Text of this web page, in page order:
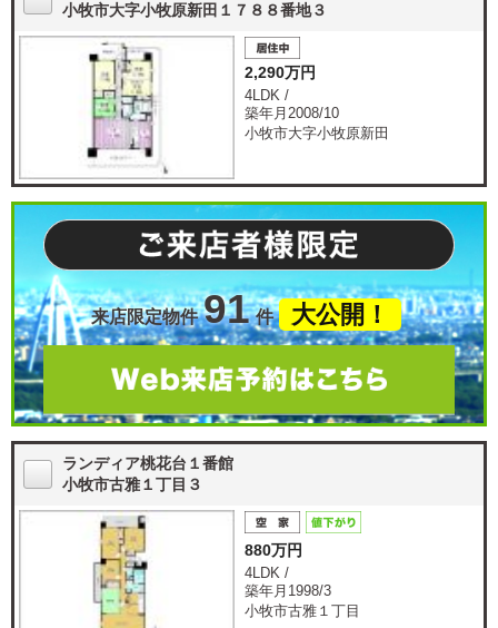
小牧市大字小牧原新田１７８８番地３
2,290万円
4LDK /
築年月2008/10
小牧市大字小牧原新田
来店限定物件 91 件 大公開！
ランディア桃花台１番館
小牧市古雅１丁目３
880万円
4LDK /
築年月1998/3
小牧市古雅１丁目